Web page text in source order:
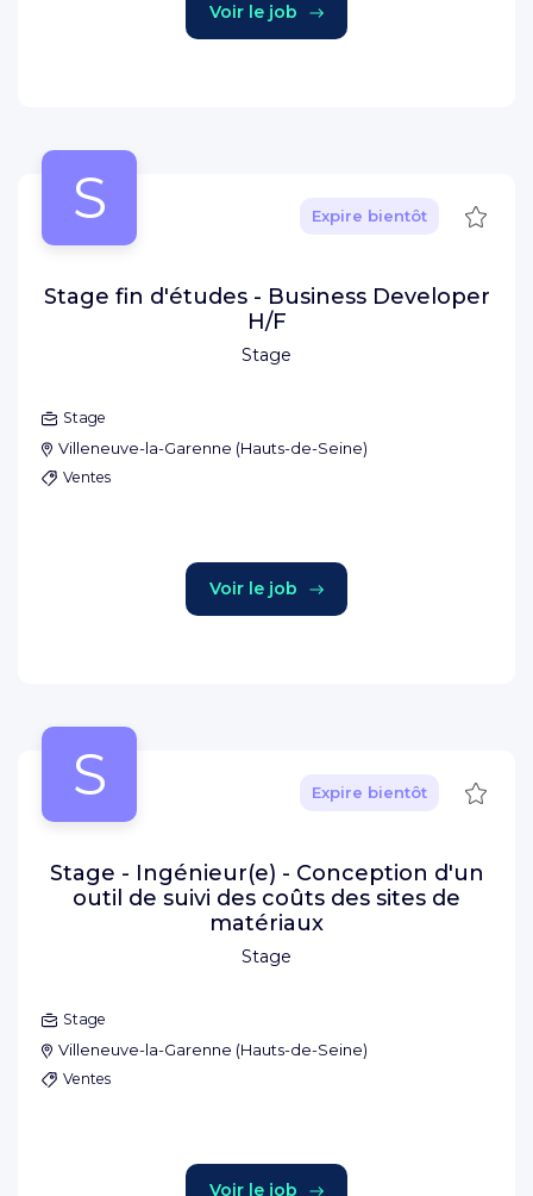
Voir le job
S
Stage
Expire bientôt
Stage fin d'études - Business Developer
H/F
Stage
Villeneuve-la-Garenne (Hauts-de-Seine)
Ventes
Voir le job
S
Stage
Expire bientôt
Stage - Ingénieur(e) - Conception d'un
outil de suivi des coûts des sites de
matériaux
Stage
Villeneuve-la-Garenne (Hauts-de-Seine)
Ventes
Voir le job